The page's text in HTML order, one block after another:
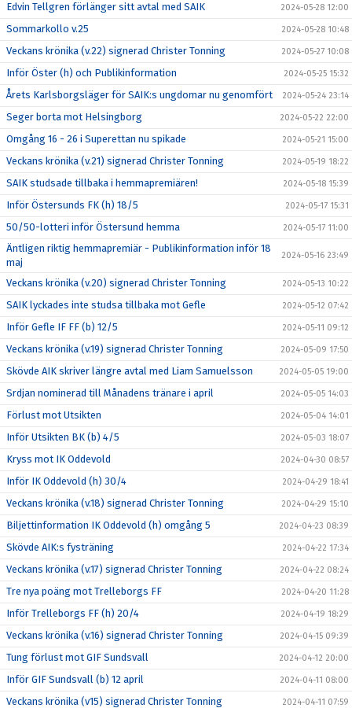
Edvin Tellgren förlänger sitt avtal med SAIK 2024-05-28 12:00
Sommarkollo v.25 2024-05-28 10:48
Veckans krönika (v.22) signerad Christer Tonning 2024-05-27 10:08
Inför Öster (h) och Publikinformation 2024-05-25 15:32
Årets Karlsborgsläger för SAIK:s ungdomar nu genomfört 2024-05-24 23:14
Seger borta mot Helsingborg 2024-05-22 22:00
Omgång 16 - 26 i Superettan nu spikade 2024-05-21 15:00
Veckans krönika (v.21) signerad Christer Tonning 2024-05-19 18:22
SAIK studsade tillbaka i hemmapremiären! 2024-05-18 15:39
Inför Östersunds FK (h) 18/5 2024-05-17 15:31
50/50-lotteri inför Östersund hemma 2024-05-17 11:00
Äntligen riktig hemmapremiär - Publikinformation inför 18
maj
2024-05-16 23:49
Veckans krönika (v.20) signerad Christer Tonning 2024-05-13 10:22
SAIK lyckades inte studsa tillbaka mot Gefle 2024-05-12 07:42
Inför Gefle IF FF (b) 12/5 2024-05-11 09:12
Veckans krönika (v.19) signerad Christer Tonning 2024-05-09 17:50
Skövde AIK skriver längre avtal med Liam Samuelsson 2024-05-05 19:00
Srdjan nominerad till Månadens tränare i april 2024-05-05 14:03
Förlust mot Utsikten 2024-05-04 14:01
Inför Utsikten BK (b) 4/5 2024-05-03 18:07
Kryss mot IK Oddevold 2024-04-30 08:57
Inför IK Oddevold (h) 30/4 2024-04-29 18:41
Veckans krönika (v.18) signerad Christer Tonning 2024-04-29 15:10
Biljettinformation IK Oddevold (h) omgång 5 2024-04-23 08:39
Skövde AIK:s fysträning 2024-04-22 17:34
Veckans krönika (v.17) signerad Christer Tonning 2024-04-22 08:24
Tre nya poäng mot Trelleborgs FF 2024-04-20 11:28
Inför Trelleborgs FF (h) 20/4 2024-04-19 18:29
Veckans krönika (v.16) signerad Christer Tonning 2024-04-15 09:39
Tung förlust mot GIF Sundsvall 2024-04-12 20:00
Inför GIF Sundsvall (b) 12 april 2024-04-11 08:00
Veckans krönika (v15) signerad Christer Tonning 2024-04-11 07:59